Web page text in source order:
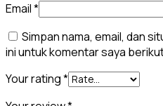
Email*
Simpan nama, email, dan
ini untuk komentar saya
Your rating*